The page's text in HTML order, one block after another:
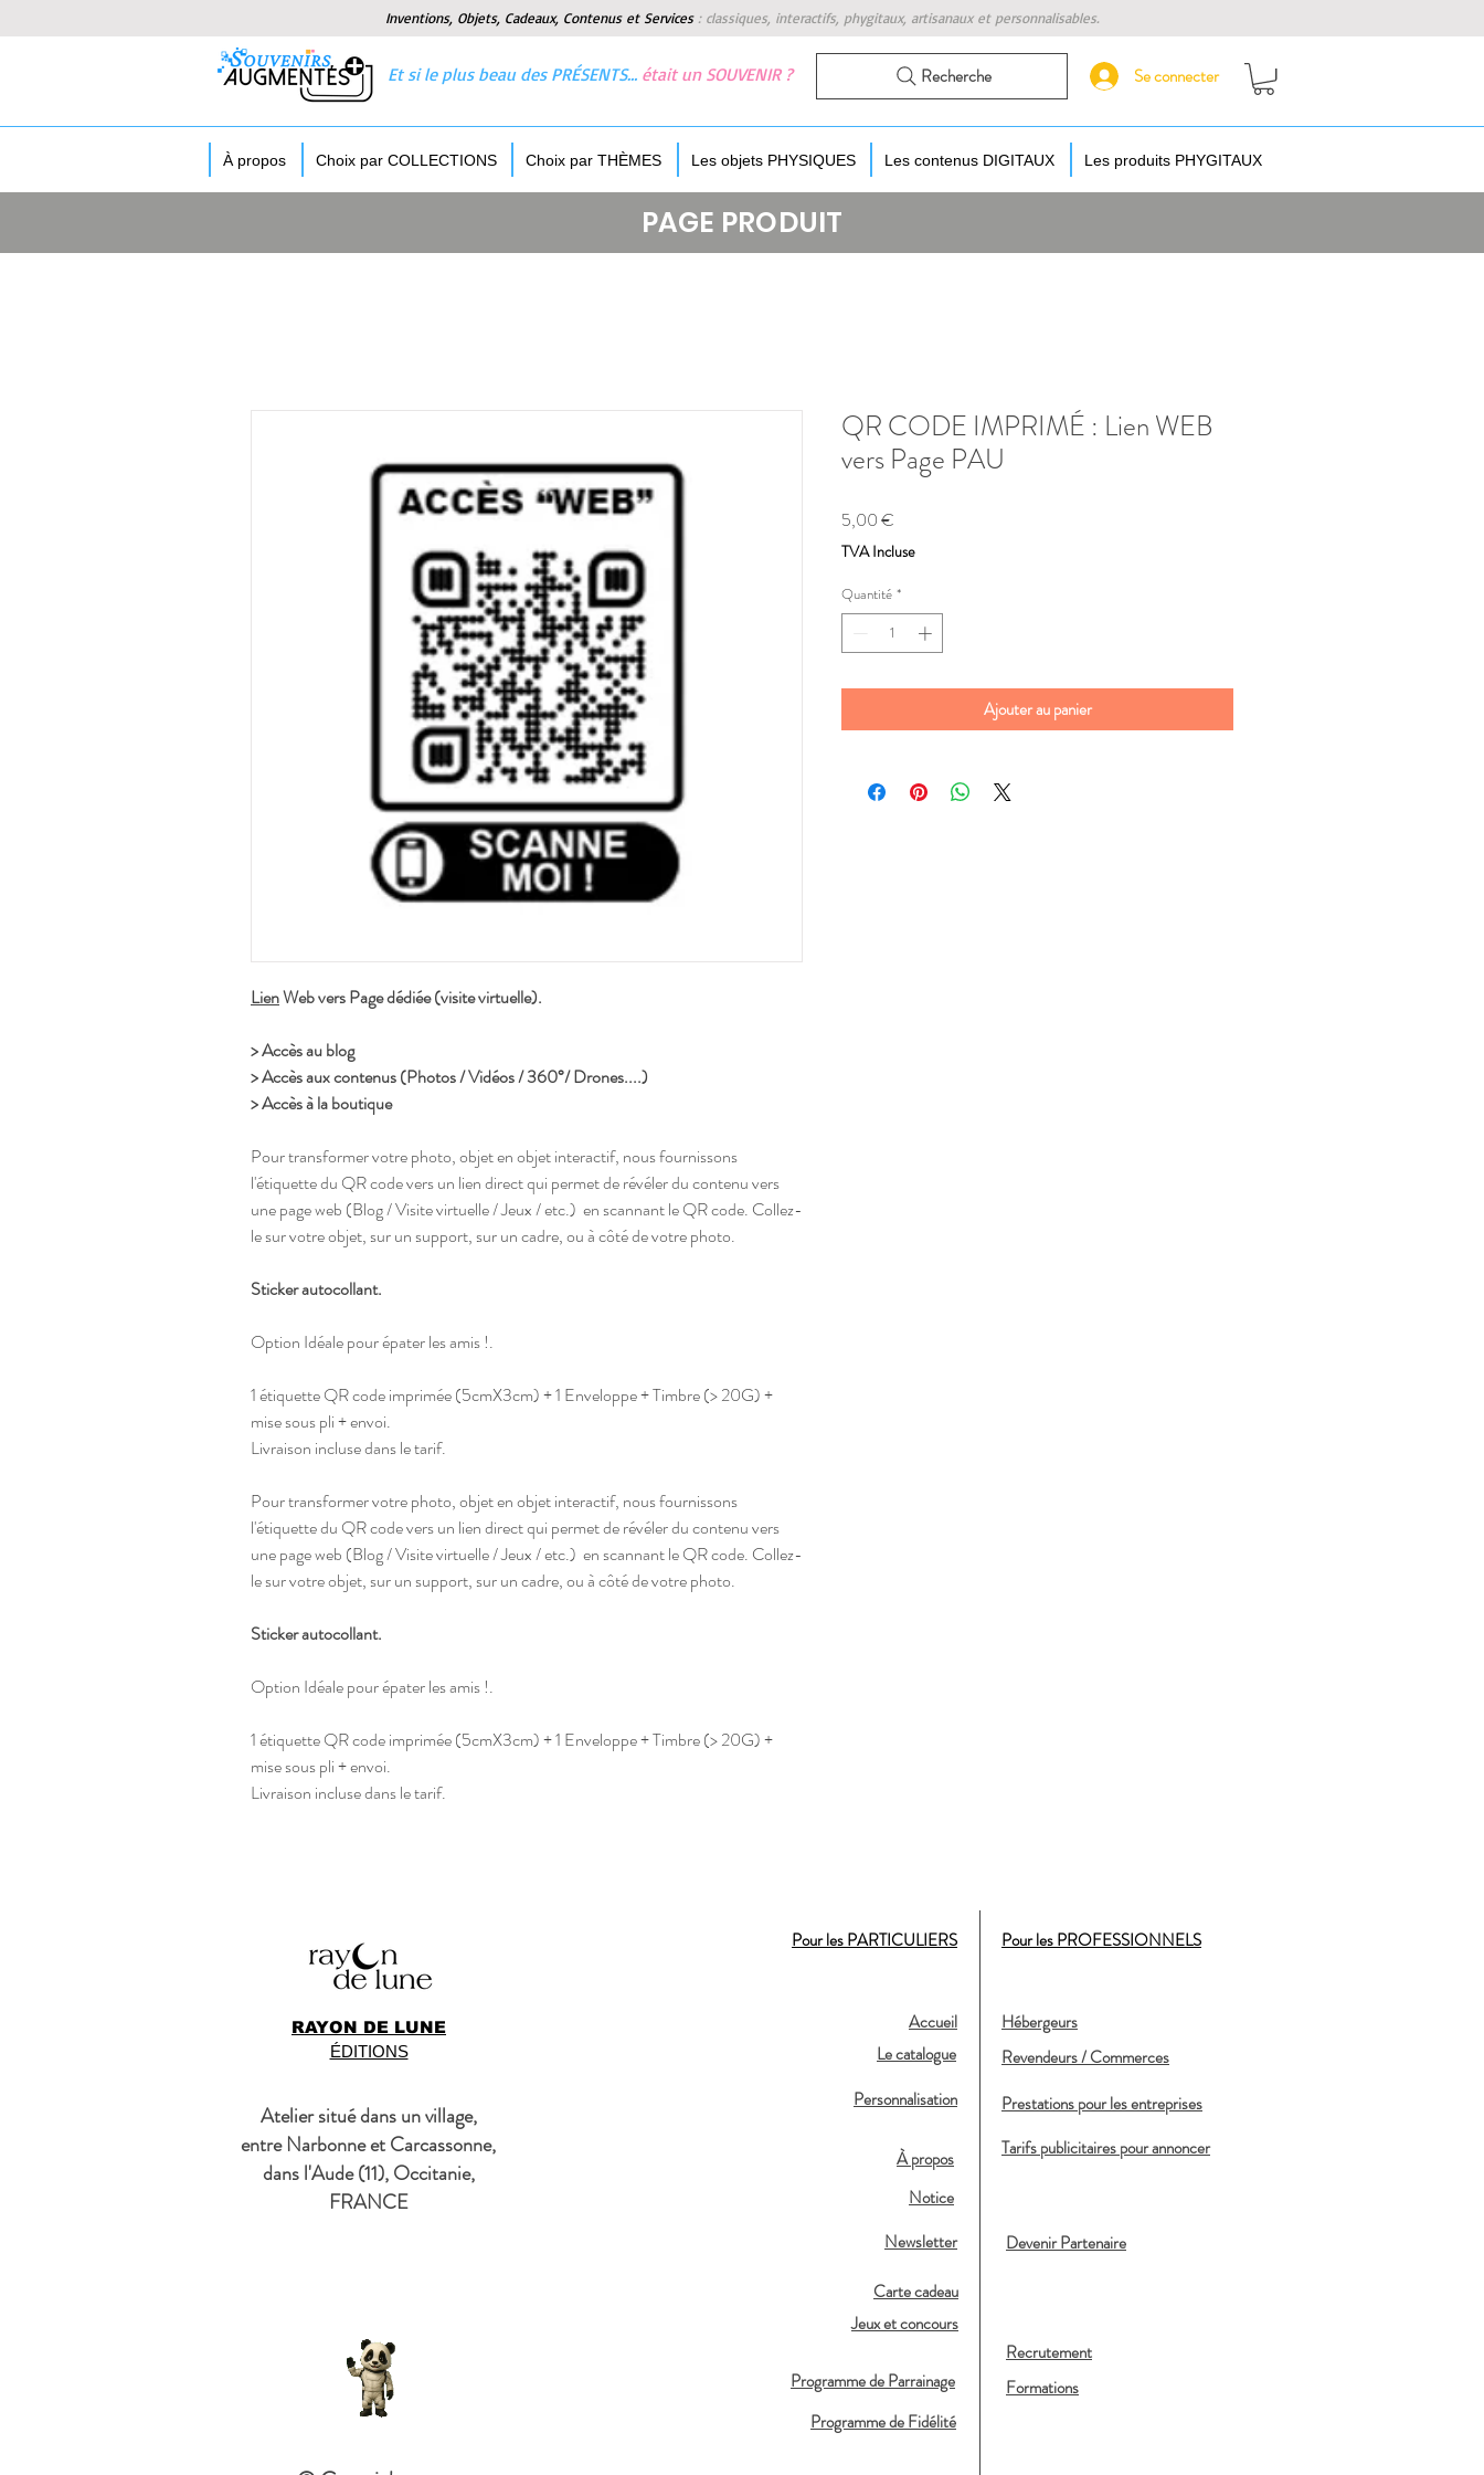
Inventions, Objets, Cadeaux, Contenus et Services : classiques, interactifs, phygitaux, artisanaux et personnalisables.
Et si le plus beau des PRÉSENTS… était un SOUVENIR ? Recherche Se connecter
À propos Choix par COLLECTIONS Choix par THÈMES Les objets PHYSIQUES Les contenus DIGITAUX Les produits PHYGITAUX
PAGE PRODUIT
LienWeb vers Page dédiée (visite virtuelle).
> Accès au blog
> Accès aux contenus (Photos / Vidéos / 360°/ Drones....)
> Accès à la boutique
Pour transformer votre photo, objet en objet interactif, nous fournissons
l'étiquette du QR code vers un lien direct qui permet de révéler du contenu vers
une page web (Blog / Visite virtuelle / Jeux / etc.) en scannant le QR code. Collez-
le sur votre objet, sur un support, sur un cadre, ou à côté de votre photo.
Sticker autocollant.
Option Idéale pour épater les amis !.
1 étiquette QR code imprimée (5cmX3cm) + 1 Enveloppe + Timbre (> 20G) +
mise sous pli + envoi.
Livraison incluse dans le tarif.
Pour transformer votre photo, objet en objet interactif, nous fournissons
l'étiquette du QR code vers un lien direct qui permet de révéler du contenu vers
une page web (Blog / Visite virtuelle / Jeux / etc.) en scannant le QR code. Collez-
le sur votre objet, sur un support, sur un cadre, ou à côté de votre photo.
Sticker autocollant.
Option Idéale pour épater les amis !.
1 étiquette QR code imprimée (5cmX3cm) + 1 Enveloppe + Timbre (> 20G) +
mise sous pli + envoi.
Livraison incluse dans le tarif.
QR CODE IMPRIMÉ : Lien WEB
vers Page PAU
5,00 €
TVA Incluse
Quantité *
Ajouter au panier
RAYON DE LUNE
ÉDITIONS
Pour les PARTICULIERS Pour les PROFESSIONNELS
Accueil
Le catalogue
Hébergeurs
Revendeurs / Commerces
Atelier situé dans un village,
entre Narbonne et Carcassonne,
dans l'Aude (11), Occitanie,
FRANCE
Personnalisation
À propos
Prestations pour les entreprises
Tarifs publicitaires pour annoncer
Notice
Newsletter
Devenir Partenaire
Carte cadeau
Jeux et concours
Recrutement
Programme de Parrainage
Formations
Programme de Fidélité